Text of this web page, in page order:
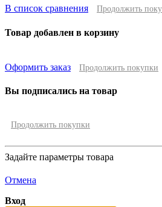
В список сравнения Продолжить
Товар добавлен в корзину
Оформить заказ Продолжить покупки
Вы подписались на товар
Продолжить покупки
Задайте параметры товара
Отмена
Вход